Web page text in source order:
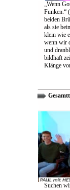
„Wenn
Funken.“
beiden
als sie
klein wie
wenn wir
und
bildhaft
Klänge
Suchen